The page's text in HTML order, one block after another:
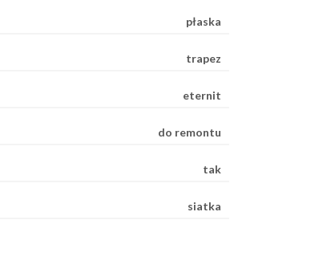
płaska
trapez
eternit
do remontu
tak
siatka